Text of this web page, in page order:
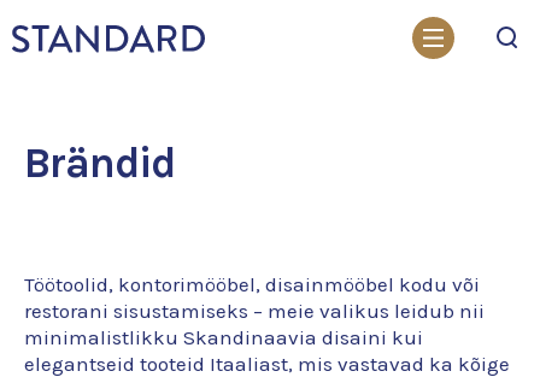
Brändid
Töötoolid, kontorimööbel, disainmööbel kodu või
restorani sisustamiseks – meie valikus leidub nii
minimalistlikku Skandinaavia disaini kui
elegantseid tooteid Itaaliast, mis vastavad ka kõige